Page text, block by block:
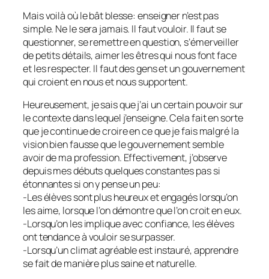
Mais voilà où le bât blesse: enseigner n’est pas
simple. Ne le sera jamais. Il faut vouloir. Il faut se
questionner, se remettre en question, s’émerveiller
de petits détails, aimer les êtres qui nous font face
et les respecter. Il faut des gens et un gouvernement
qui croient en nous et nous supportent.
Heureusement, je sais que j’ai un certain pouvoir sur
le contexte dans lequel j’enseigne. Cela fait en sorte
que je continue de croire en ce que je fais malgré la
vision bien fausse que le gouvernement semble
avoir de ma profession. Effectivement, j’observe
depuis mes débuts quelques constantes pas si
étonnantes si on y pense un peu:
-Les élèves sont plus heureux et engagés lorsqu’on
les aime, lorsque l’on démontre que l’on croit en eux.
-Lorsqu’on les implique avec confiance, les élèves
ont tendance à vouloir se surpasser.
-Lorsqu’un climat agréable est instauré, apprendre
se fait de manière plus saine et naturelle.